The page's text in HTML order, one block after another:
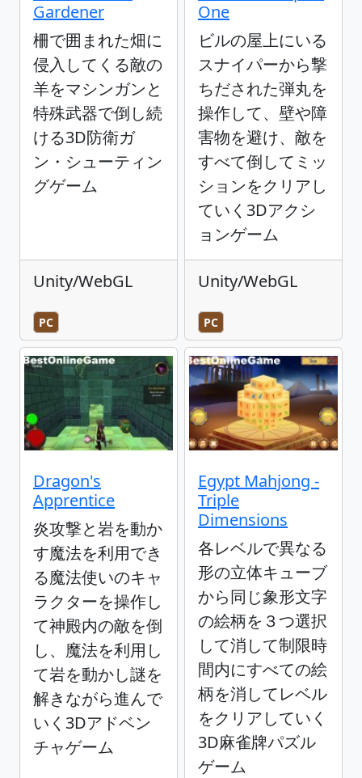
Gardener
柵で囲まれた畑に
侵入してくる敵の
羊をマシンガンと
特殊武器で倒し続
ける3D防衛ガ
ン・シューティン
グゲーム
Unity/WebGL
PC
One
ビルの屋上にいる
スナイパーから撃
ちだされた弾丸を
操作して、壁や障
害物を避け、敵を
すべて倒してミッ
ションをクリアし
ていく3Dアクシ
ョンゲーム
Unity/WebGL
PC
Dragon's
Apprentice
炎攻撃と岩を動か
す魔法を利用でき
る魔法使いのキャ
ラクターを操作し
て神殿内の敵を倒
し、魔法を利用し
て岩を動かし謎を
解きながら進んで
いく3Dアドベン
チャゲーム
Egypt Mahjong -
Triple
Dimensions
各レベルで異なる
形の立体キューブ
から同じ象形文字
の絵柄を３つ選択
して消して制限時
間内にすべての絵
柄を消してレベル
をクリアしていく
3D麻雀牌パズル
ゲーム